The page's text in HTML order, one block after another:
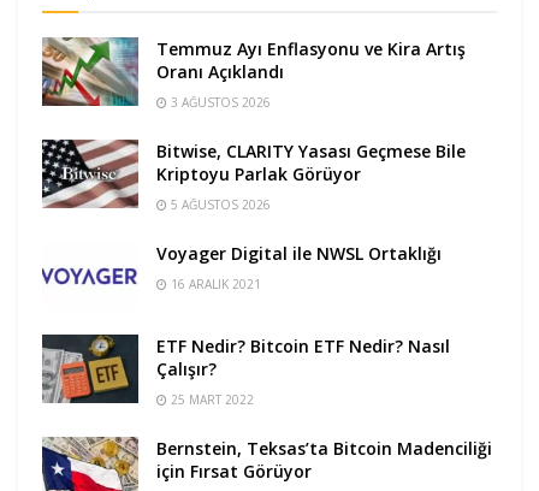
Temmuz Ayı Enflasyonu ve Kira Artış
Oranı Açıklandı
3 AĞUSTOS 2026
Bitwise, CLARITY Yasası Geçmese Bile
Kriptoyu Parlak Görüyor
5 AĞUSTOS 2026
Voyager Digital ile NWSL Ortaklığı
16 ARALIK 2021
ETF Nedir? Bitcoin ETF Nedir? Nasıl
Çalışır?
25 MART 2022
Bernstein, Teksas’ta Bitcoin Madenciliği
için Fırsat Görüyor